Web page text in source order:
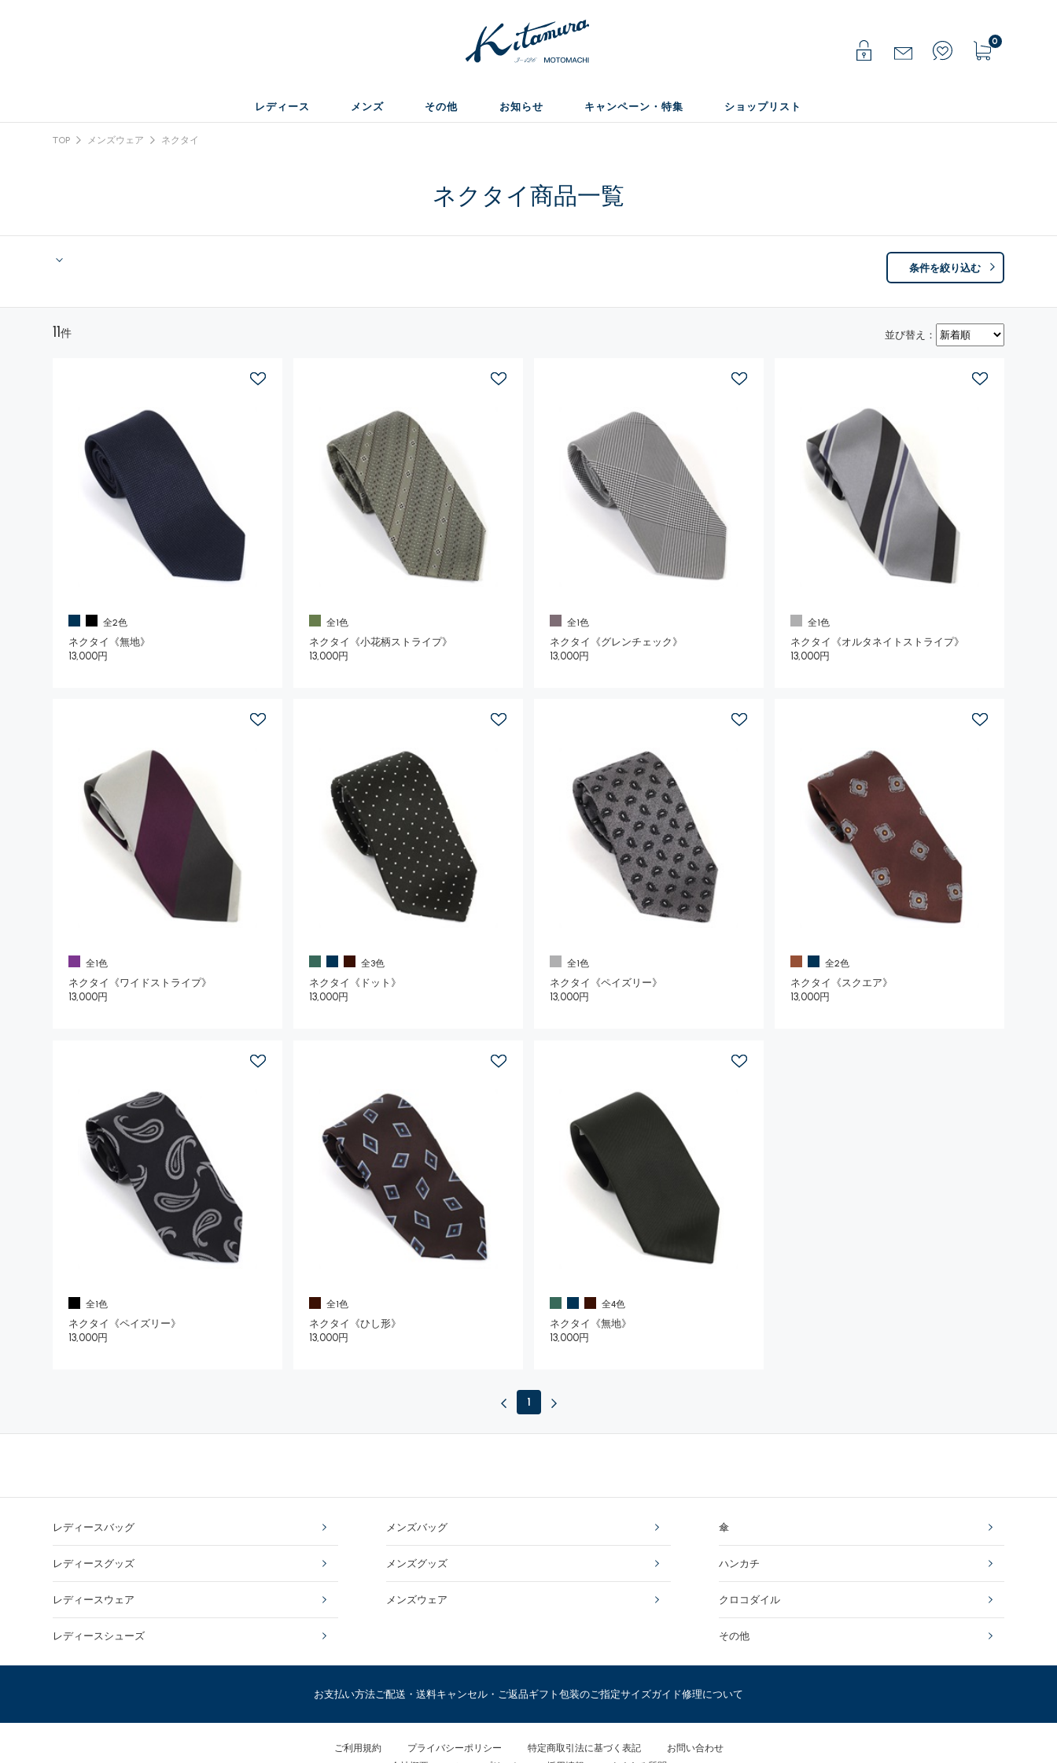
0
レディース メンズ その他 お知らせ キャンペーン・特集 ショップリスト
TOP メンズウェア ネクタイ
ネクタイ商品一覧
条件を絞り込む
11件 並び替え：
全2色
ネクタイ《無地》
13,000円
全1色
ネクタイ《小花柄ストライプ》
13,000円
全1色
ネクタイ《グレンチェック》
13,000円
全1色
ネクタイ《オルタネイトストライプ》
13,000円
全1色
ネクタイ《ワイドストライプ》
13,000円
全3色
ネクタイ《ドット》
13,000円
全1色
ネクタイ《ペイズリー》
13,000円
全2色
ネクタイ《スクエア》
13,000円
全1色
ネクタイ《ペイズリー》
13,000円
全1色
ネクタイ《ひし形》
13,000円
全4色
ネクタイ《無地》
13,000円
1
レディースバッグ
レディースグッズ
レディースウェア
レディースシューズ
メンズバッグ
メンズグッズ
メンズウェア
傘
ハンカチ
クロコダイル
その他
お支払い方法ご配送・送料キャンセル・ご返品ギフト包装のご指定サイズガイド修理について
ご利用規約 プライバシーポリシー 特定商取引法に基づく表記
お問い合わせ